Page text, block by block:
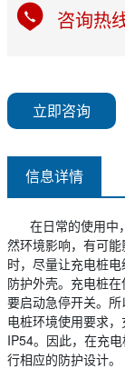
咨询热
立即咨询
信息详情
在日常的使用中
然环境影响，有可
时，尽量让充电桩
防护外壳。充电桩
要启动急停开关。
电桩环境使用要求
IP54。因此，在充
行相应的防护设计。